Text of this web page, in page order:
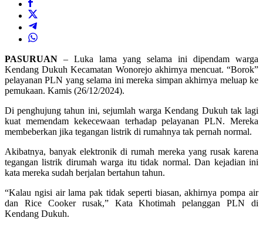
PASURUAN – Luka lama yang selama ini dipendam warga
Kendang Dukuh Kecamatan Wonorejo akhirnya mencuat. “Borok”
pelayanan PLN yang selama ini mereka simpan akhirnya meluap ke
pemukaan. Kamis (26/12/2024).
Di penghujung tahun ini, sejumlah warga Kendang Dukuh tak lagi
kuat memendam kekecewaan terhadap pelayanan PLN. Mereka
membeberkan jika tegangan listrik di rumahnya tak pernah normal.
Akibatnya, banyak elektronik di rumah mereka yang rusak karena
tegangan listrik dirumah warga itu tidak normal. Dan kejadian ini
kata mereka sudah berjalan bertahun tahun.
“Kalau ngisi air lama pak tidak seperti biasan, akhirnya pompa air
dan Rice Cooker rusak,” Kata Khotimah pelanggan PLN di
Kendang Dukuh.